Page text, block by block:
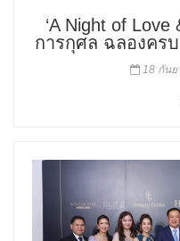
‘A Night of Love
การกุศล ฉลองคร
18 กันย